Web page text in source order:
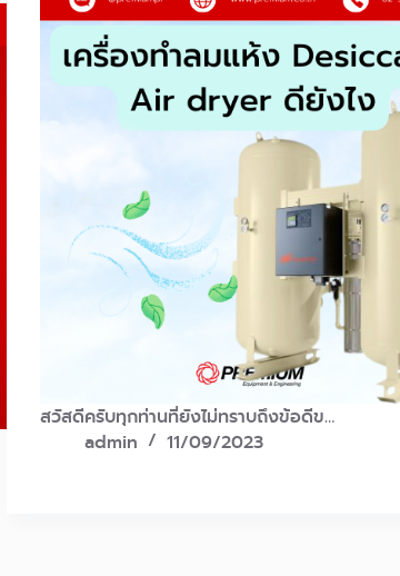
สวัสดีครับทุกท่านที่ยังไม่ทราบถึงข้อดีข…
admin
11/09/2023